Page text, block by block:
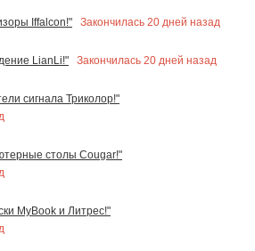
Iffalcon!"
Закончилась 20 дней назад
LianLi!"
Закончилась 20 дней назад
сигнала Триколор!"
столы Cougar!"
MyBook и Литрес!"